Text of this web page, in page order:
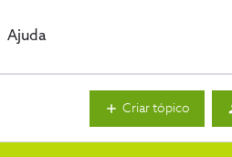
Ajuda
Criar tópico